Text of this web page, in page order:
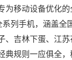
为移动设备优化的
列手机，涵盖全
、吉林下蛋、江
典规则一应俱全